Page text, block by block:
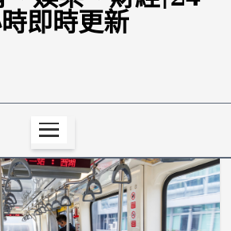
即時更新